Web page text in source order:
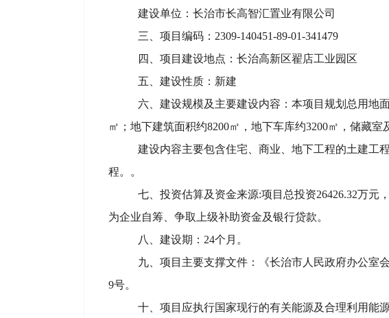
建设单位： 长治市长高智汇置业有限公司
三、项目编码：2309-140451-89-01-341479
四、项目建设地点：长治高新区翟店工业园区
五、建设性质：新建
六、建设规模及主要建设内容： 本项目规划总用地
㎡；地下建筑面积约8200㎡，地下车库约3200㎡，储藏室
建设内容主要包含住宅、商业、地下工程的土建工
程。
。
七、投资估算及资金来源:项目总投资26426.32万元
为企业自筹、争取上级补助资金及银行贷款。
八、建设期： 24个月 。
九、项目主要支撑文件：
《长治市人民政府办公室
9号。
十、项目应执行国家现行的有关能源及合理利用能